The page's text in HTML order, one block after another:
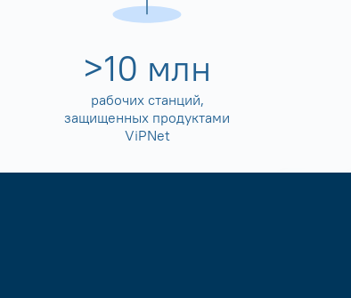
>10 млн
рабочих станций,
защищенных продуктами
ViPNet